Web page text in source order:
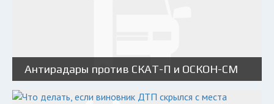
Антирадары против СКАТ-П и ОСКОН-СМ